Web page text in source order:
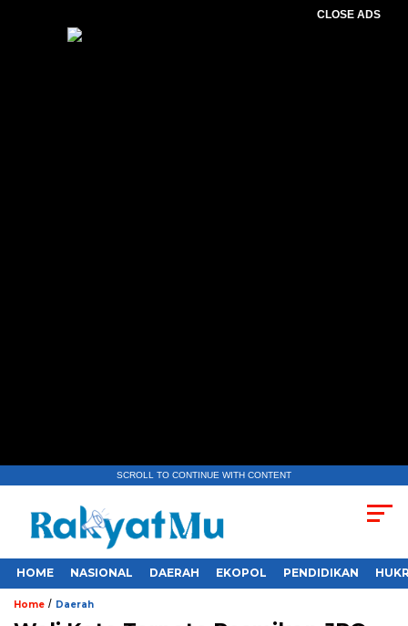
CLOSE ADS
SCROLL TO CONTINUE WITH CONTENT
HOME NASIONAL DAERAH EKOPOL PENDIDIKAN
Home / Daerah